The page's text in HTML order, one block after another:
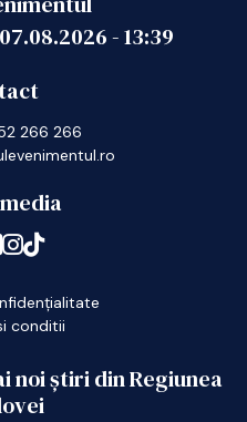
07.08.2026-13:39
266 266
conditii
noi știri din Regiunea